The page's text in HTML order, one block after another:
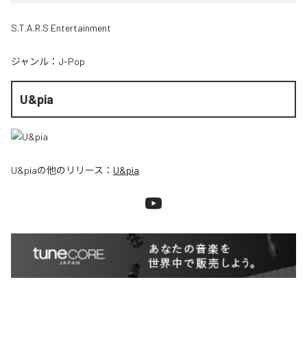
S.T.A.R.S Entertainment
ジャンル： J-Pop
U&pia
U&piaの他のリリース： U&pia